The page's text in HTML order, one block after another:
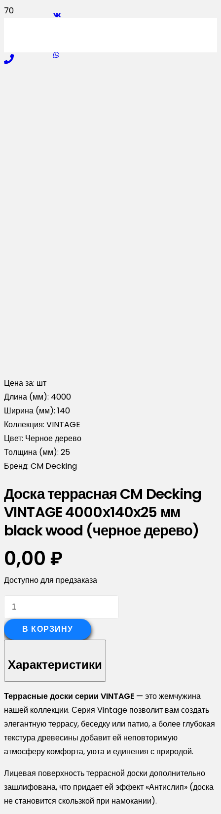
Цена за: шт
Длина (мм): 4000
Ширина (мм): 140
Коллекция: VINTAGE
Цвет: Черное дерево
Толщина (мм): 25
Бренд: CM Decking
Доска террасная CM Decking
VINTAGE 4000х140х25 мм
black wood (черное дерево)
0,00 ₽
Доступно для предзаказа
Количество
Доска
террасная
Decking
VINTAGE
4000х140х25
мм
black
wood
(черное
дерево)
В КОРЗИНУ
Характеристики
Террасные доски серии VINTAGE — это жемчужина
нашей коллекции. Серия Vintage позволит вам создать
элегантную террасу, беседку или патио, а более глубокая
текстура древесины добавит ей неповторимую
атмосферу комфорта, уюта и единения с природой.
Лицевая поверхность террасной доски дополнительно
зашлифована, что придает ей эффект «Антислип» (доска
не становится скользкой при намокании).